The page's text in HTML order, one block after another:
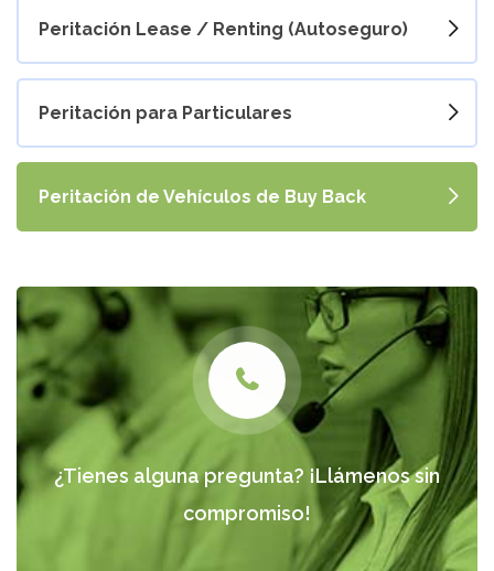
Peritación Lease / Renting (Autoseguro)
Peritación para Particulares
Peritación de Vehículos de Buy Back
¿Tienes alguna pregunta? ¡Llámenos sin
compromiso!